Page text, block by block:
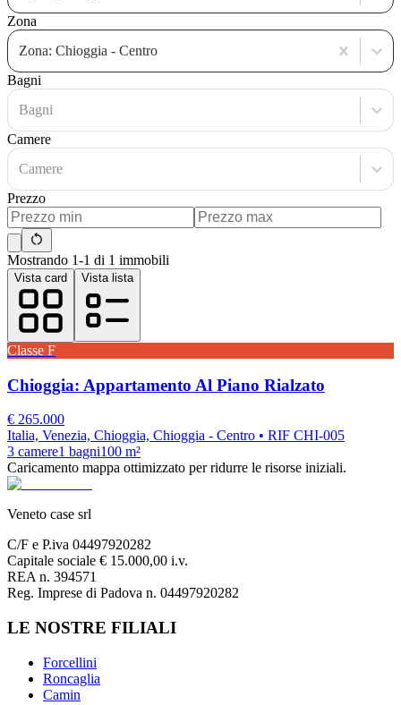
Zona
Zona: Chioggia - Centro
Bagni
Bagni
Camere
Camere
Prezzo
Mostrando 1-1 di 1 immobili
Vista card Vista lista
Classe F
Chioggia: Appartamento Al Piano Rialzato
€ 265.000
Italia, Venezia, Chioggia, Chioggia - Centro • RIF CHI-005
3 camere1 bagni100 m²
Caricamento mappa ottimizzato per ridurre le risorse iniziali.
Veneto case srl
C/F e P.iva 04497920282
Capitale sociale € 15.000,00 i.v.
REA n. 394571
Reg. Imprese di Padova n. 04497920282
LE NOSTRE FILIALI
Forcellini
Roncaglia
Camin